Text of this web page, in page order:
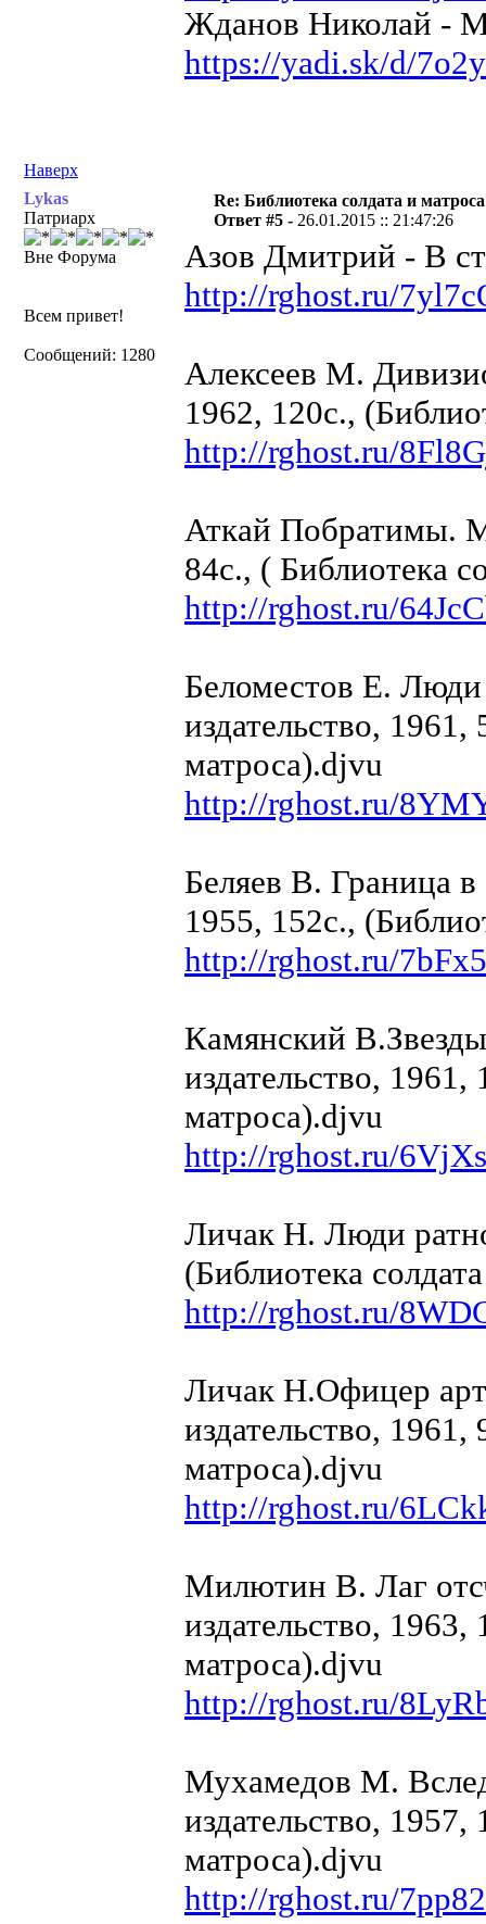
Жданов Николай -
https://yadi.sk/d/
Наверх
Lykas
Патриарх
Вне Форума
Всем привет!
Сообщений: 1280
Re: Библиотека солдата и
Ответ #5 - 26.01.2015 :: 21:47:26
Азов Дмитрий - В
http://rghost.ru/
Алексеев М.
1962, 120с.,
http://rghost.ru/
Аткай Побратимы.
84с., ( Библиотека
http://rghost.ru/
Беломестов Е.
издательство,
матроса).djvu
http://rghost.ru/
Беляев В. Граница
1955, 152с.,
http://rghost.ru/
Камянский
издательство,
матроса).djvu
http://rghost.ru/
Личак Н. Люди
(Библиотека
http://rghost.ru/
Личак Н.Офицер
издательство,
матроса).djvu
http://rghost.ru/
Милютин В. Лаг
издательство,
матроса).djvu
http://rghost.ru/
Мухамедов М.
издательство,
матроса).djvu
http://rghost.ru/